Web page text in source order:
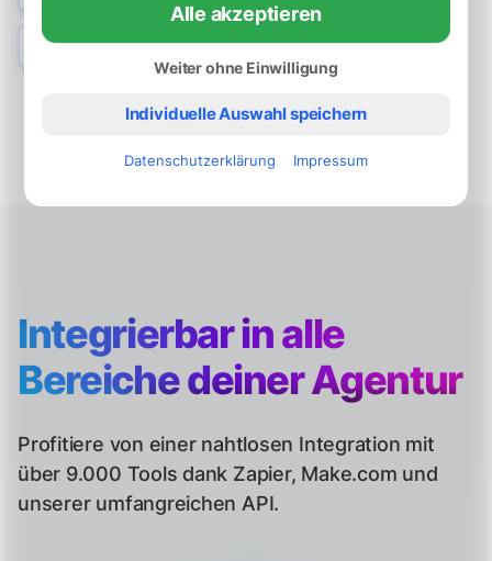
Zeige Kunden, wie wertvoll und effektiv deine Arbeit ist.
Nutze Statistiken, um den Erfolg deiner Kampagnen
Integrierbar in alle
Bereichedeiner Agentur
Profitiere von einer nahtlosen Integration mit
über 9.000 Tools dank Zapier, Make.com und
unserer umfangreichen API.
Alle akzeptieren
Weiter ohne Einwilligung
Individuelle Auswahl speichern
Datenschutzerklärung Impressum